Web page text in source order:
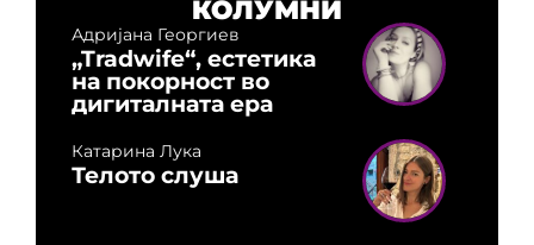
КОЛУМНИ
Адријана Георгиев
„Tradwife“, естетика
на покорност во
дигиталната ера
Катарина Лука
Телото слуша